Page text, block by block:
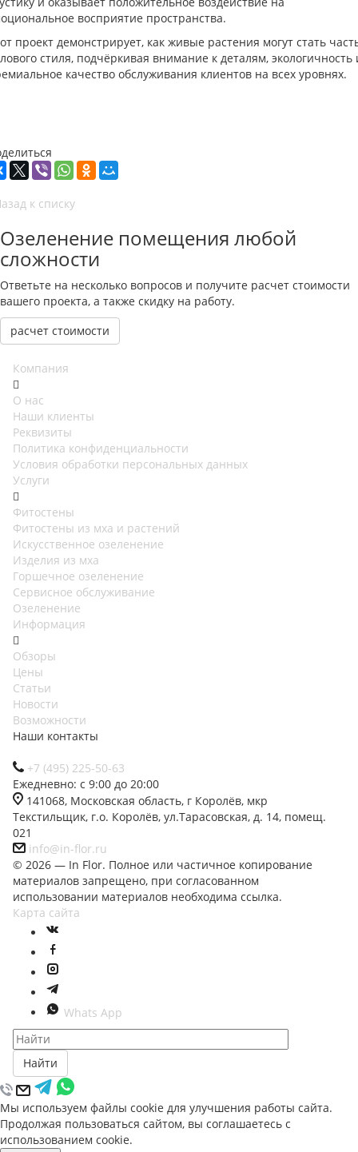
восприятие пространства.
проект демонстрирует, как живые растения могут стать
стиля, подчёркивая внимание к деталям, экологичность
качество обслуживания клиентов на всех уровнях.
к списку
Озеленение помещения любой
сложности
Ответьте на несколько вопросов и получите расчет стоимости
вашего проекта, а также скидку на работу.
расчет стоимости
Компания
О нас
Наши клиенты
Реквизиты
Политика конфиденциальности
Условия обработки персональных данных
Услуги
Фитостены
Фитостены из мха и растений
Искусственное озеленение
Изделия из мха
Горшечное озеленение
Сервисное обслуживание
Озеленение
Информация
Обзоры
Цены
Статьи
Новости
Возможности
Наши контакты
+7 (495) 225-50-63
Ежедневно: с 9:00 до 20:00
141068, Московская область, г Королёв, мкр
Текстильщик, г.о. Королёв, ул.Тарасовская, д. 14, помещ.
021
info@in-flor.ru
© 2026 — In Flor. Полное или частичное копирование
материалов запрещено, при согласованном
использовании материалов необходима ссылка.
Карта сайта
Whats App
Найти
Мы используем файлы cookie для улучшения работы сайта.
Продолжая пользоваться сайтом, вы соглашаетесь с
использованием cookie.